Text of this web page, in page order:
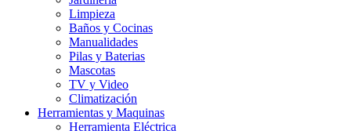
Limpieza
Baños y Cocinas
Manualidades
Pilas y Baterias
Mascotas
TV y Video
Climatización
Herramientas y Maquinas
Herramienta Eléctrica